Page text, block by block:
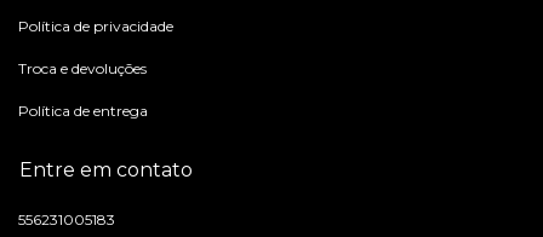
Política de privacidade
Troca e devoluções
Política de entrega
Entre em contato
556231005183